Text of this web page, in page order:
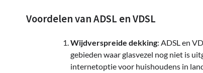
Voordelen van ADSL en VDSL
Wijdverspreide dekking: ADSL en
gebieden waar glasvezel nog niet is
internetoptie voor huishoudens in